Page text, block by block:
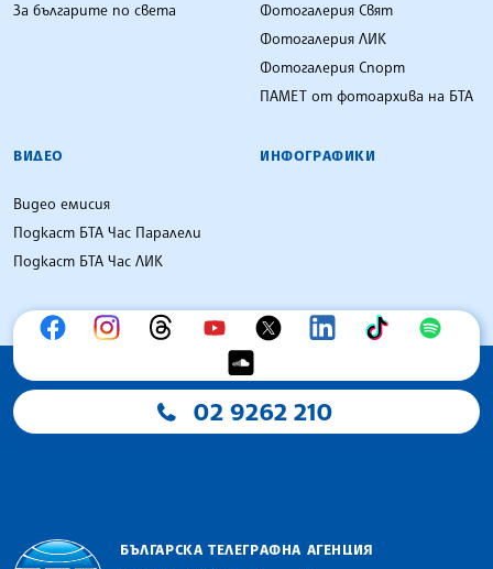
За българите по света
Фотогалерия Свят
Фотогалерия ЛИК
Фотогалерия Спорт
ПАМЕТ от фотоархива на БТА
ВИДЕО
Видео емисия
Подкаст БТА Час Паралели
Подкаст БТА Час ЛИК
ИНФОГРАФИКИ
02 9262 210
БЪЛГАРСКА ТЕЛЕГРАФНА АГЕНЦИЯ